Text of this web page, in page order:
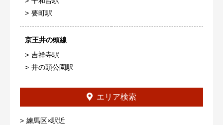
要町駅
京王井の頭線
吉祥寺駅
井の頭公園駅
エリア検索
練馬区×駅近